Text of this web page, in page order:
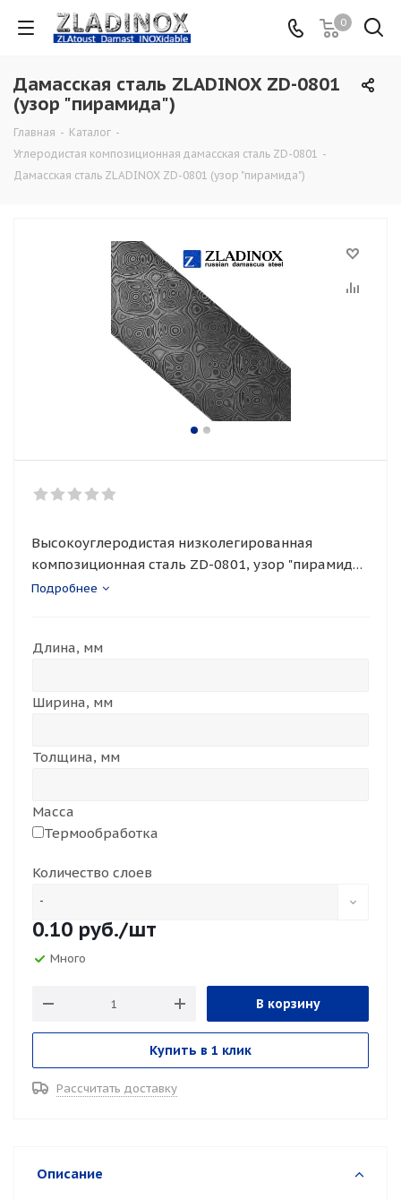
0
Дамасская сталь ZLADINOX ZD-0801
(узор "пирамида")
Главная - Каталог -
Углеродистая композиционная дамасская сталь ZD-0801 -
Дамасская сталь ZLADINOX ZD-0801 (узор "пирамида")
Высокоуглеродистая низколегированная
композиционная сталь ZD-0801, узор "пирамида".
Дамасская сталь предназначена для
квадрат по размерам заказчика.
Подробнее
Длина, мм
Ширина, мм
Толщина, мм
Масса
Термообработка
Количество слоев
-
0.10 руб./шт
Много
В корзину
Купить в 1 клик
Рассчитать доставку
Описание